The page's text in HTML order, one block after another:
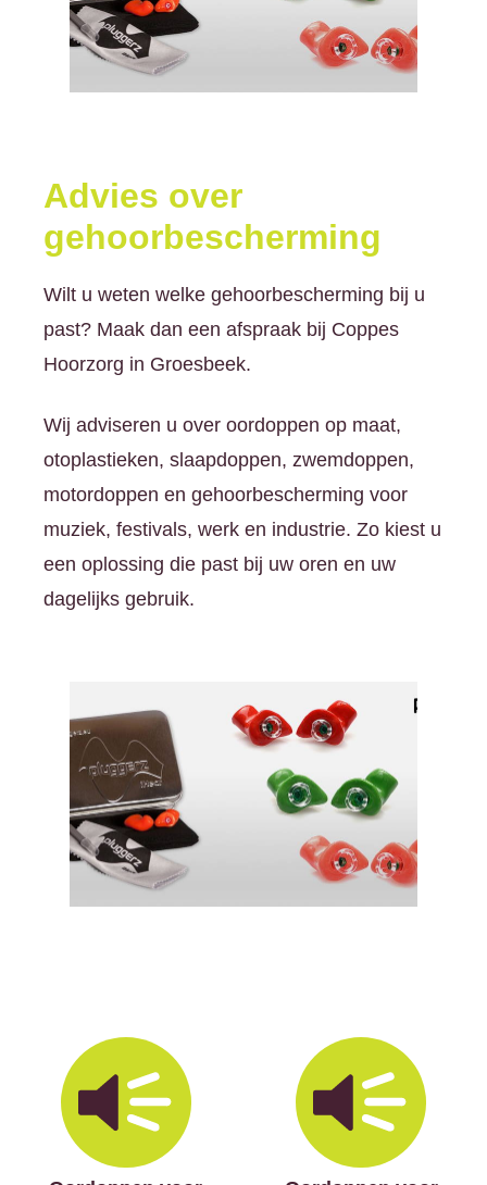
Advies over
gehoorbescherming
Wilt u weten welke gehoorbescherming bij u
past? Maak dan een afspraak bij Coppes
Hoorzorg in Groesbeek.
Wij adviseren u over oordoppen op maat,
otoplastieken, slaapdoppen, zwemdoppen,
motordoppen en gehoorbescherming voor
muziek, festivals, werk en industrie. Zo kiest u
een oplossing die past bij uw oren en uw
dagelijks gebruik.